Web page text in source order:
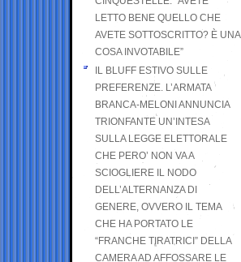
LETTO BENE QUELLO CHE
AVETE SOTTOSCRITTO? È UNA
COSA INVOTABILE”
IL BLUFF ESTIVO SULLE
PREFERENZE. L’ARMATA
BRANCA-MELONI ANNUNCIA
TRIONFANTE UN’INTESA
SULLA LEGGE ELETTORALE
CHE PERO’ NON VA A
SCIOGLIERE IL NODO
DELL’ALTERNANZA DI
GENERE, OVVERO IL TEMA
CHE HA PORTATO LE
“FRANCHE TIRATRICI” DELLA
CAMERA AD AFFOSSARE LE